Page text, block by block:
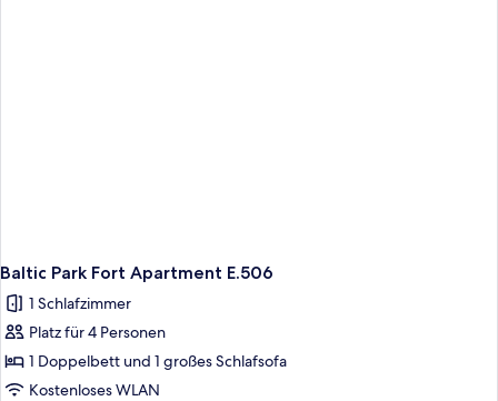
Baltic Park Fort Apartment E.506
1 Schlafzimmer
Platz für 4 Personen
1 Doppelbett und 1 großes Schlafsofa
Kostenloses WLAN